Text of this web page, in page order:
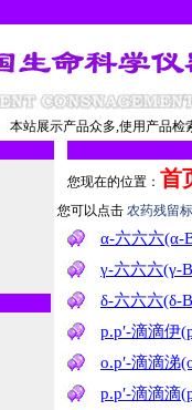
本站展示产品众多,使用产品检
您现在的位置： 首
您可以点击 农药残留
α-六六六(α-
γ-六六六(γ-
δ-六六六(δ-
p.p′-滴滴伊
o.p′-滴滴涕
p.p′-滴滴滴